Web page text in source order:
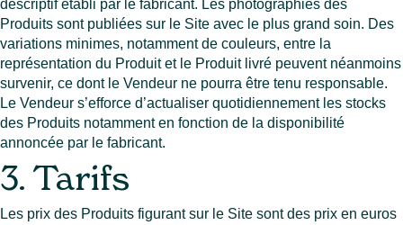
descriptif établi par le fabricant. Les photographies des
Produits sont publiées sur le Site avec le plus grand soin. Des
variations minimes, notamment de couleurs, entre la
représentation du Produit et le Produit livré peuvent néanmoins
survenir, ce dont le Vendeur ne pourra être tenu responsable.
Le Vendeur s’efforce d’actualiser quotidiennement les stocks
des Produits notamment en fonction de la disponibilité
annoncée par le fabricant.
3. Tarifs
Les prix des Produits figurant sur le Site sont des prix en euros